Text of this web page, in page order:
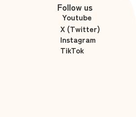
Follow us
Youtube
X (Twitter)
Instagram
TikTok